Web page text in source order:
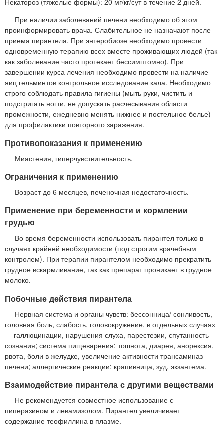
При наличии заболеваний печени необходимо об этом
проинформировать врача. Слабительное не назначают после
приема пирантела. При энтеробиозе необходимо провести
одновременную терапию всех вместе проживающих людей (так
как заболевание часто протекает бессимптомно). При
завершении курса лечения необходимо провести на наличие
яиц гельминтов контрольное исследование кала. Необходимо
строго соблюдать правила гигиены (мыть руки, чистить и
подстригать ногти, не допускать расчесывания области
промежности, ежедневно менять нижнее и постельное белье)
для профилактики повторного заражения.
Противопоказания к применению
Миастения, гиперчувствительность.
Ограничения к применению
Возраст до 6 месяцев, печеночная недостаточность.
Применение при беременности и кормлении
грудью
Во время беременности использовать пирантел только в
случаях крайней необходимости (под строгим врачебным
контролем). При терапии пирантелом необходимо прекратить
грудное вскармливание, так как препарат проникает в грудное
молоко.
Побочные действия пирантела
Нервная система и органы чувств: бессонница/ сонливость,
головная боль, слабость, головокружение, в отдельных случаях
— галлюцинации, нарушения слуха, парестезии, спутанность
сознания; система пищеварения: тошнота, диарея, анорексия,
рвота, боли в желудке, увеличение активности трансаминаз
печени; аллергические реакции: крапивница, зуд, экзантема.
Взаимодействие пирантела с другими веществами
Не рекомендуется совместное использование с
пиперазином и левамизолом. Пирантел увеличивает
содержание теофиллина в плазме.